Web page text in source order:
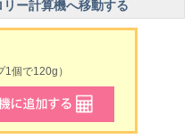
ー計算機へ移動する
個で120g）